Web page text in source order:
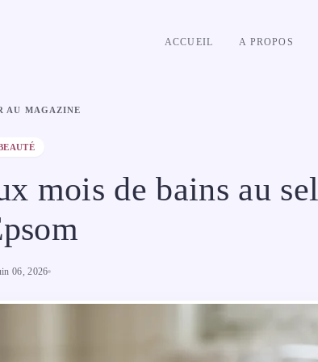
ACCUEIL A PROPOS
AU MAGAZINE
mois de bains au sel
06, 2026